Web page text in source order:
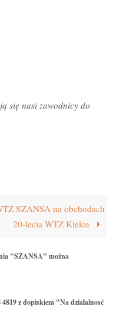
się nasi zawodnicy do
SZANSA na obchodach
20-lecia WTZ Kielce
"SZANSA" można
z dopiskiem "Na działalnosć